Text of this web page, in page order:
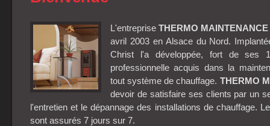
L'entreprise THERMO MAINTENANCE
avril 2003 en Alsace du Nord.
Christ l'a développée, fort de ses
professionnelle acquis dans la
tout système de chauffage. THERMO
devoir de satisfaire ses clients par un
l'entretien et le dépannage des installations de chauffage.
sont assurés 7 jours sur 7.